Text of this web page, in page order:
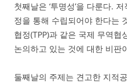
첫째날은 ‘투명성’을 다룬다.
정을 통해 수립되어야 한다는
협정(TPP)과 같은 국제 무역
논의하고 있는 것에 대한 비판
둘째날의 주제는 견고한 지적